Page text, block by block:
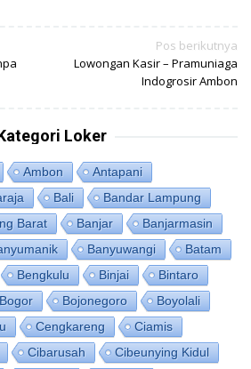
Pos berikutnya
Lowongan Kasir – Pramuniaga
Indogrosir Ambon
Loker
Ambon
Antapani
Bali
Bandar Lampung
Barat Banjar
Banjarmasin
Banyuwangi
Batam
Bengkulu Binjai
Bintaro
Bogor Bojonegoro
Boyolali
Cengkareng
Ciamis
Cibarusah
Cibeunying Kidul